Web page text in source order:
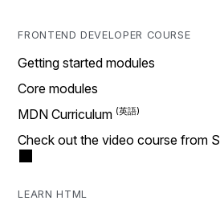
FRONTEND DEVELOPER COURSE
Getting started modules
Core modules
MDN Curriculum
Check out the video course from
LEARN HTML